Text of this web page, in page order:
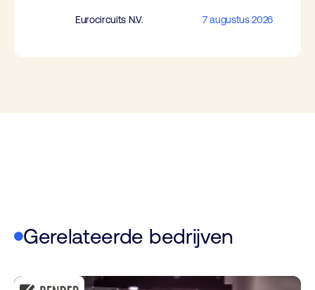
Eurocircuits N.V. 7 augustus 2026
Gerelateerde bedrijven